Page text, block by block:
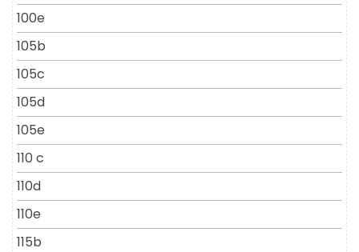
100e
105b
105c
105d
105e
110 c
110d
110e
115b